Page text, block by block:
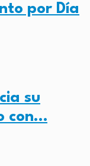
por Día
su
con…